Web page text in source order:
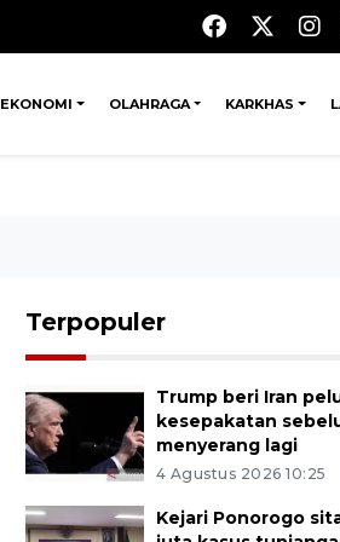
EKONOMI OLAHRAGA KARKHAS
Terpopuler
Trump beri Iran
kesepakatan
menyerang lagi
4 Agustus 2026 10:25
Kejari Ponorogo